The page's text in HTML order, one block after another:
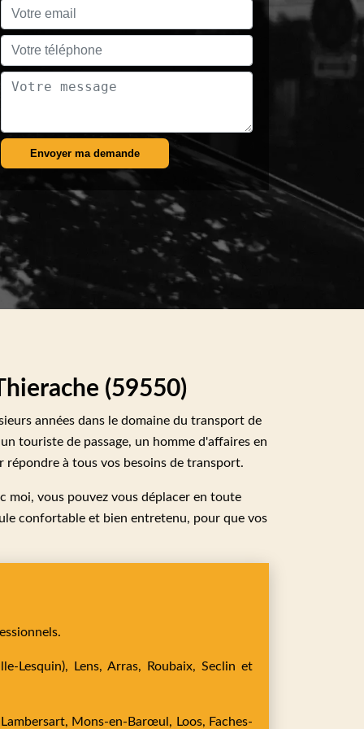
(59550)
années dans le domaine du transport de
touriste de passage, un homme d'affaires en
à tous vos besoins de transport.
moi, vous pouvez vous déplacer en toute
confortable et bien entretenu, pour que vos
Lesquin), Lens, Arras, Roubaix, Seclin et
Lambersart, Mons-en-Barœul, Loos, Faches-